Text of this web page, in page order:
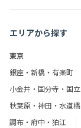
エリアから探す
東京
銀座・新橋・有楽町
小金井・国分寺・国立
秋葉原・神田・水道橋
調布・府中・狛江